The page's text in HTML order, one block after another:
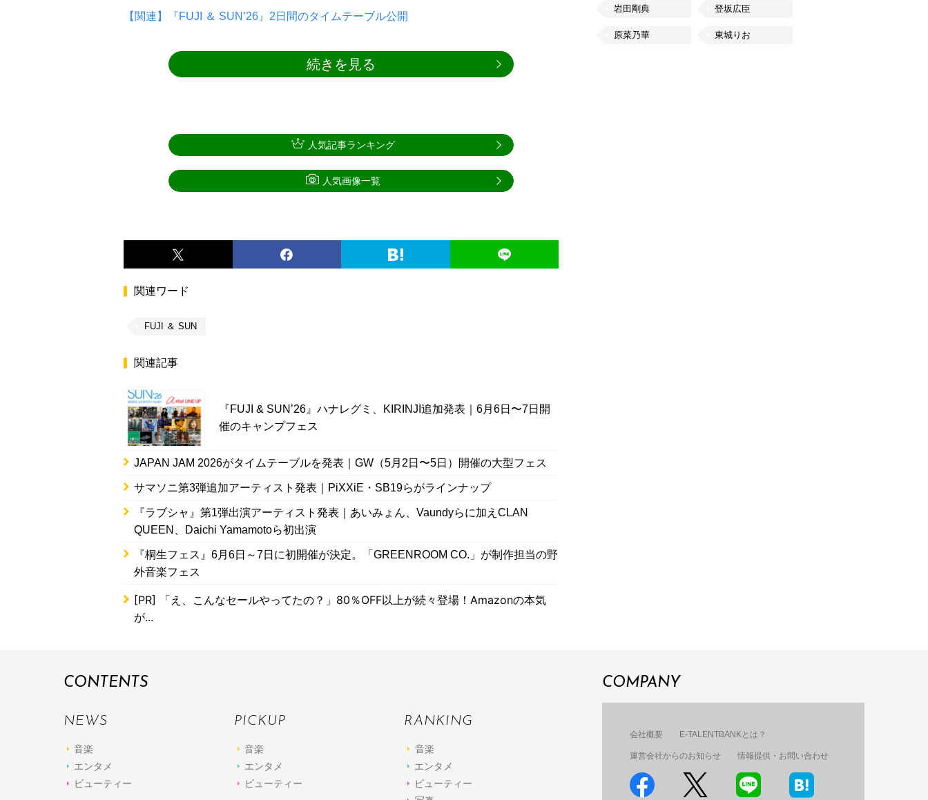
【関連】『FUJI ＆ SUN’26』2日間のタイムテーブル公開
続きを見る
関連ワード
FUJI ＆ SUN
関連記事
『FUJI & SUN’26』ハナレグミ、KIRINJI追加発表｜6月6日〜7日開
催のキャンプフェス
JAPAN JAM 2026がタイムテーブルを発表｜GW（5月2日〜5日）開催の大型フェス
サマソニ第3弾追加アーティスト発表｜PiXXiE・SB19らがラインナップ
『ラブシャ』第1弾出演アーティスト発表｜あいみょん、Vaundyらに加えCLAN
QUEEN、Daichi Yamamotoら初出演
『桐生フェス』6月6日～7日に初開催が決定。「GREENROOM CO.」が制作担当の野
外音楽フェス
[PR] 「え、こんなセールやってたの？」80％OFF以上が続々登場！Amazonの本気
が...
人気記事ランキング
人気画像一覧
岩田剛典 登坂広臣
原菜乃華 東城りお
CONTENTS
NEWS
音楽
エンタメ
ビューティー
PICKUP
音楽
エンタメ
ビューティー
RANKING
音楽
エンタメ
ビューティー
COMPANY
会社概要 E-TALENTBANKとは？
運営会社からのお知らせ 情報提供・お問い合わせ